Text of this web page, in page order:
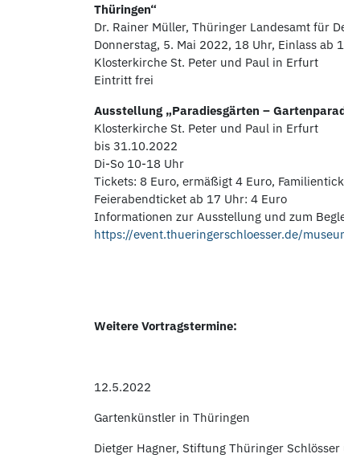
Thüringen“
Dr. Rainer Müller, Thüringer Landesamt für
Donnerstag, 5. Mai 2022, 18 Uhr, Einlass ab
Klosterkirche St. Peter und Paul in Erfurt
Eintritt frei
Ausstellung „Paradiesgärten –
Klosterkirche St. Peter und Paul in Erfurt
bis 31.10.2022
Di-So 10-18 Uhr
Tickets: 8 Euro, ermäßigt 4 Euro,
Feierabendticket ab 17 Uhr: 4 Euro
Informationen zur Ausstellung und zum
https://event.thueringerschloesser.de/
Weitere Vortragstermine:
12.5.2022
Gartenkünstler in Thüringen
Dietger Hagner, Stiftung Thüringer Schlösser